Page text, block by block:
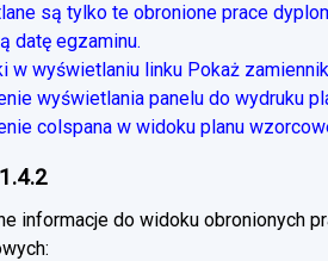
są tylko te obronione prace
datę egzaminu.
w wyświetlaniu linku Pokaż
wyświetlania panelu do wydruku
colspana w widoku planu
informacje do widoku obronionych